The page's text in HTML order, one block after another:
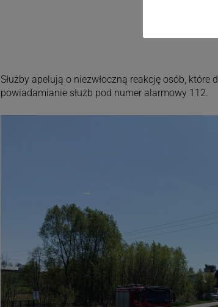
Służby apelują o niezwłoczną reakcję osób,
powiadamianie służb pod numer alarmowy 112.